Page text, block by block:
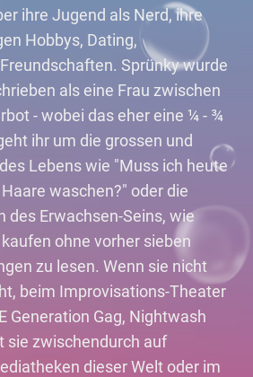
ihre Jugend als Nerd, ihre
Hobbys, Dating,
Sprünky wurde
als eine Frau zwischen
- wobei das eher eine ¼ - ¾
ihr um die grossen und
Lebens wie "Muss ich heute
waschen?" oder die
des Erwachsen-Seins, wie
ohne vorher sieben
zu lesen. Wenn sie nicht
beim Improvisations-Theater
Generation Gag, Nightwash
sie zwischendurch auf
dieser Welt oder im